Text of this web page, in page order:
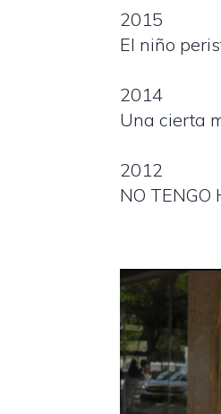
2015
El niño
2014
Una cierta
2012